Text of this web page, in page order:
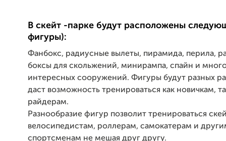
В скейт -парке будут расположены
фигуры):
Фанбокс, радиусные вылеты, пирамида, перила,
боксы для скольжений, минирампа, спайн и
интересных сооружений. Фигуры будут разных
даст возможность тренироваться как новичкам,
райдерам.
Разнообразие фигур позволит тренироваться
велосипедистам, роллерам, самокатерам и
спортсменам не мешая друг другу.